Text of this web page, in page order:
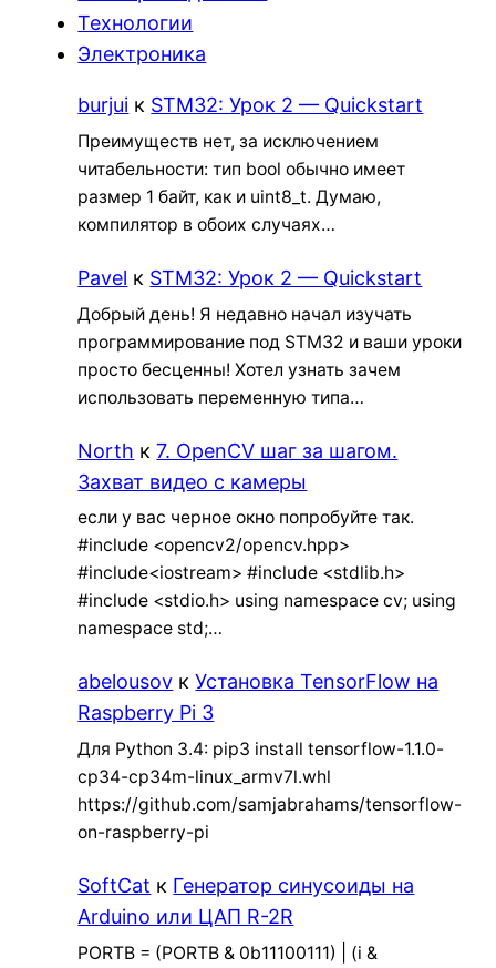
Технологии
Электроника
burjui к STM32: Урок 2 — Quickstart
Преимуществ нет, за исключением
читабельности: тип bool обычно имеет
размер 1 байт, как и uint8_t. Думаю,
компилятор в обоих случаях…
Pavel к STM32: Урок 2 — Quickstart
Добрый день! Я недавно начал изучать
программирование под STM32 и ваши уроки
просто бесценны! Хотел узнать зачем
использовать переменную типа…
North к7. OpenCV шаг за шагом.
Захват видео с камеры
если у вас черное окно попробуйте так.
#include <opencv2/opencv.hpp>
#include<iostream> #include <stdlib.h>
#include <stdio.h> using namespace cv; using
namespace std;…
abelousov кУстановка TensorFlow на
Raspberry Pi 3
Для Python 3.4: pip3 install tensorflow-1.1.0-
cp34-cp34m-linux_armv7l.whl
https://github.com/samjabrahams/tensorflow-
on-raspberry-pi
SoftCat к Генератор синусоиды на
Arduino или ЦАП R-2R
PORTB = (PORTB & 0b11100111) | (i &